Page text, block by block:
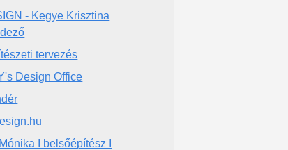
- Kegye Krisztina
tervezés
Design Office
I belsőépítész I